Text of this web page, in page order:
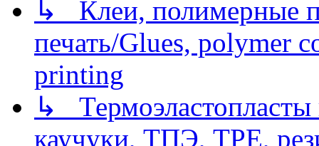
↳ Клеи, полимерные
печать/Glues, polymer
printing
↳
каучуки, ТПЭ, TPE,